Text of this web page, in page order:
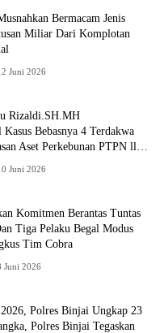
Bermacam Jenis
Miliar Dari Komplotan
Juni 2026
Rizaldi.SH.MH
Bebasnya 4 Terdakwa
Aset Perkebunan PTPN ll
Juni 2026
Komitmen Berantas Tuntas
Tiga Pelaku Begal Modus
Tim Cobra
Juni 2026
Polres Binjai Ungkap 23
Polres Binjai Tegaskan